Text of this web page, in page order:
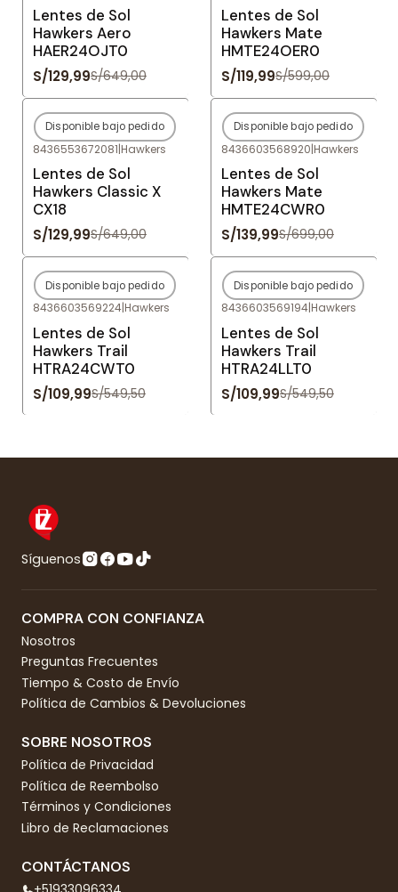
Lentes de Sol
Hawkers Aero
HAER24OJT0
S/129,99S/649,00
Lentes de Sol
Hawkers Mate
HMTE24OER0
S/119,99S/599,00
-80%OFF
Agotado
Disponible bajo pedido
8436553672081|Hawkers
Lentes de Sol
Hawkers Classic X
CX18
S/129,99S/649,00
-80%OFF
Agotado
Disponible bajo pedido
8436603568920|Hawkers
Lentes de Sol
Hawkers Mate
HMTE24CWR0
S/139,99S/699,00
-80%OFF
Agotado
Disponible bajo pedido
8436603569224|Hawkers
Lentes de Sol
Hawkers Trail
HTRA24CWT0
S/109,99S/549,50
-80%OFF
Agotado
Disponible bajo pedido
8436603569194|Hawkers
Lentes de Sol
Hawkers Trail
HTRA24LLT0
S/109,99S/549,50
Síguenos
COMPRA CON CONFIANZA
Nosotros
Preguntas Frecuentes
Tiempo & Costo de Envío
Política de Cambios & Devoluciones
SOBRE NOSOTROS
Política de Privacidad
Política de Reembolso
Términos y Condiciones
Libro de Reclamaciones
CONTÁCTANOS